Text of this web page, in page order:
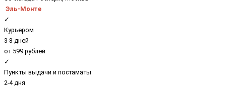
Эль-Монте
✓
Курьером
3-8 дней
от 599 рублей
✓
Пункты выдачи и постаматы
2-4 дня